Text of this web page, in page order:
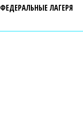
ФЕДЕРАЛЬНЫЕ ЛАГЕРЯ